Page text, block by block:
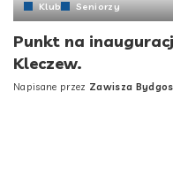
Klub Seniorzy
Punkt na
Kleczew.
Posted
Napisane przez Zawisza